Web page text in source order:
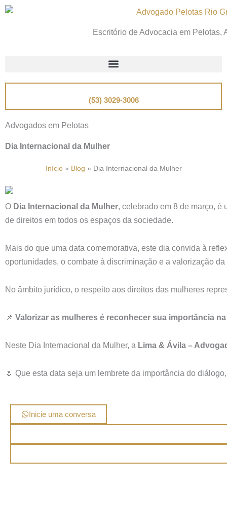
Escritório de Advocacia em Pelotas,
(53) 3029-3006
Advogados em Pelotas
Dia Internacional da Mulher
Início» Blog » Dia Internacional da Mulher
O Dia Internacional da Mulher, celebrado em 8 de março, é
de direitos em todos os espaços da sociedade.
Mais do que uma data comemorativa, este dia convida à
oportunidades, o combate à discriminação e a valorização
No âmbito jurídico, o respeito aos direitos das mulheres
📌 Valorizar as mulheres é reconhecer sua importância
Neste Dia Internacional da Mulher, a Lima & Ávila –
🌷 Que esta data seja um lembrete da importância do
Inicie uma conversa